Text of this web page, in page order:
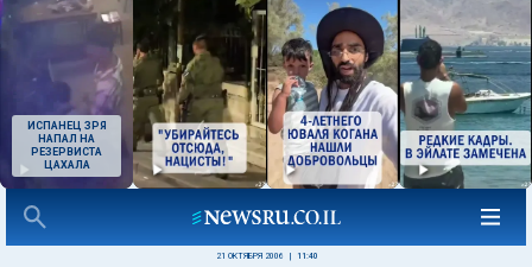
ИСПАНЕЦ ЗРЯ
НАПАЛ НА
РЕЗЕРВИСТА
ЦАХАЛА
21 ОКТЯБРЯ 2006 11:40